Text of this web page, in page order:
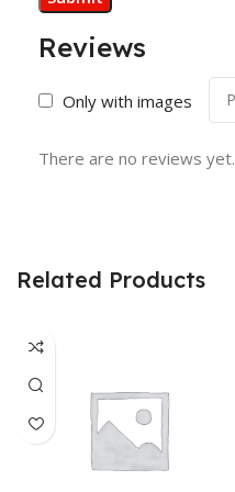
Reviews
Only with images
There are no reviews yet.
Related Products